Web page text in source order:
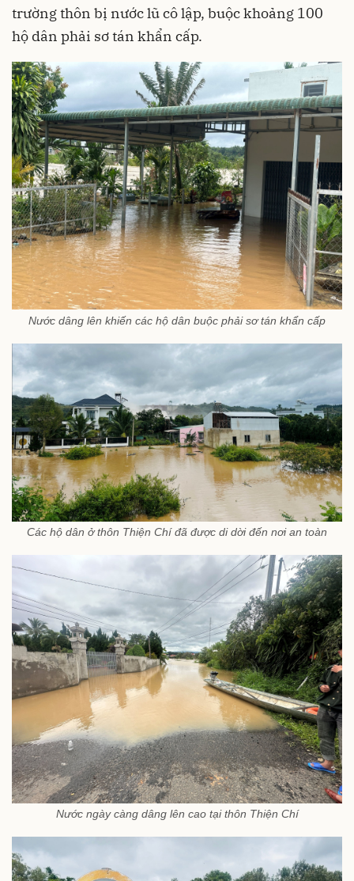
trường thôn bị nước lũ cô lập, buộc khoảng 100
hộ dân phải sơ tán khẩn cấp.
Nước dâng lên khiến các hộ dân buộc phải sơ tán khẩn cấp
Các hộ dân ở thôn Thiện Chí đã được di dời đến nơi an toàn
Nước ngày càng dâng lên cao tại thôn Thiện Chí